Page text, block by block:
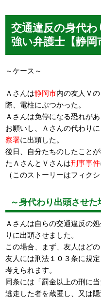
交通違反の身代
強い弁護士【静岡
～ケース～
Ａさんは静岡市内の友人Ｖ
際、電柱にぶつかった。
Ａさんは免停になる恐れが
お願いし、Ａさんの代わり
察署に出頭した。
後日、自分たちのしたこと
たＡさんとＶさんは刑事事件
（このストーリーはフィクシ
～身代わり出頭させた
Ａさんは自らの交通違反の
りに出頭させました。
この場合、まず、友人はど
友人には刑法１０３条に規
考えられます。
同条には「罰金以上の刑に
逃走した者を蔵匿し、又は